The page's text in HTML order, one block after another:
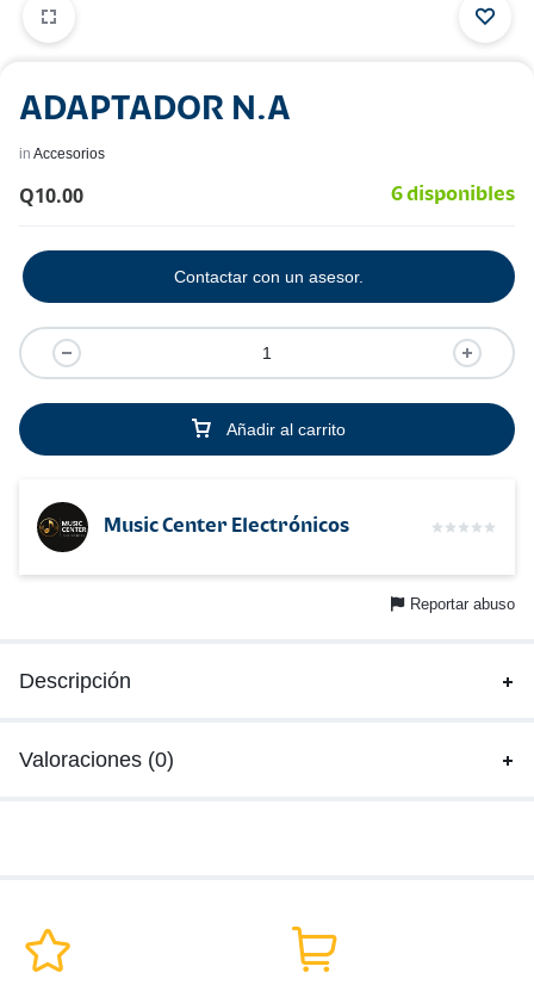
ADAPTADOR N.A
in Accesorios
Q10.00 6 disponibles
Añadir al carrito
Contactar con un asesor.
Music Center Electrónicos
Reportar abuso
Descripción
Valoraciones (0)